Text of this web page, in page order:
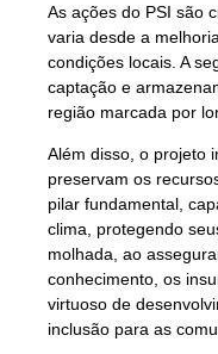
As ações do PSI são
varia desde a
condições locais. A
captação e
região marcada por
Além disso, o projeto
preservam os
pilar fundamental,
clima, protegendo
molhada, ao
conhecimento, os
virtuoso de
inclusão para as